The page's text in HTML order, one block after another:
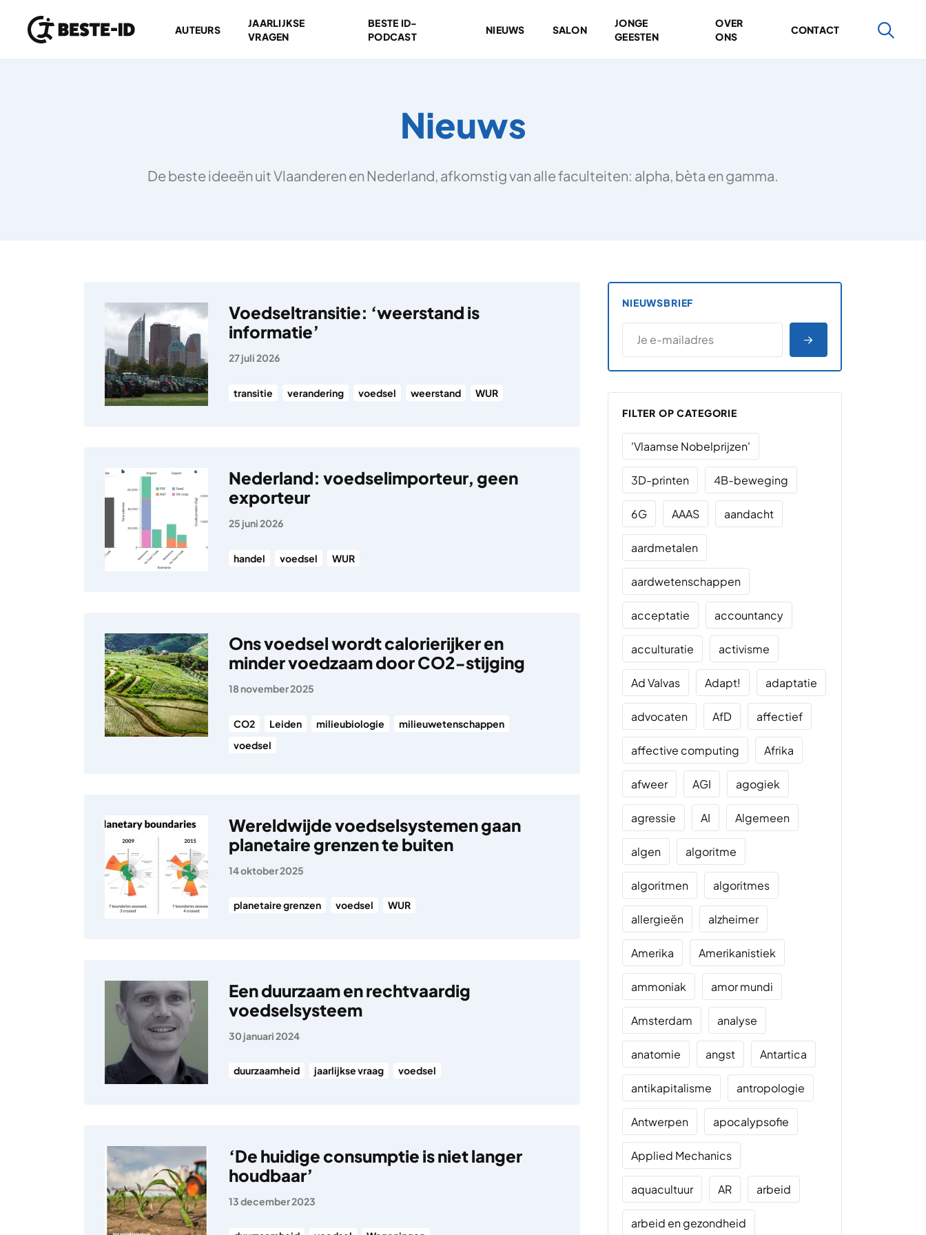
Ga naar inhoud
AUTEURS
JAARLIJKSE
VRAGEN
BESTE ID-
PODCAST
NIEUWS SALON
JONGE
GEESTEN
OVER
ONS
CONTACT
Nieuws
De beste ideeën uit Vlaanderen en Nederland, afkomstig van alle faculteiten: alpha, bèta en gamma.
Voedseltransitie: ‘weerstand is
informatie’
27 juli 2026
transitie verandering voedsel weerstand WUR
Nederland: voedselimporteur, geen
exporteur
25 juni 2026
handel voedsel WUR
Ons voedsel wordt calorierijker en
minder voedzaam door CO2-stijging
18 november 2025
CO2 Leiden milieubiologie
milieuwetenschappen
voedsel
Wereldwijde voedselsystemen gaan
planetaire grenzen te buiten
14 oktober 2025
planetaire grenzen voedsel WUR
Een duurzaam en rechtvaardig
voedselsysteem
30 januari 2024
duurzaamheid jaarlijkse vraag voedsel
‘De huidige consumptie is niet langer
houdbaar’
13 december 2023
NIEUWSBRIEF
E-MAILADRES
*
AANMELDEN
FILTER OP CATEGORIE
'Vlaamse Nobelprijzen'
3D-printen 4B-beweging
6G AAAS aandacht
aardmetalen
aardwetenschappen
acceptatie accountancy
acculturatie activisme
Ad Valvas Adapt! adaptatie
advocaten AfD affectief
affective computing Afrika
afweer AGI agogiek
agressie AI Algemeen
algen algoritme
algoritmen algoritmes
allergieën alzheimer
Amerika Amerikanistiek
ammoniak amor mundi
Amsterdam analyse
anatomie angst Antartica
antikapitalisme antropologie
Antwerpen apocalypsofie
Applied Mechanics
aquacultuur AR arbeid
arbeid en gezondheid